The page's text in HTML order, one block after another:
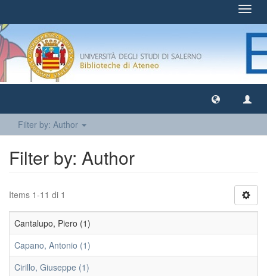
Filter by: Author
Filter by: Author
Items 1-11 di 1
Cantalupo, Piero (1)
Capano, Antonio (1)
Cirillo, Giuseppe (1)